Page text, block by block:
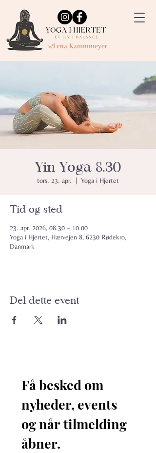
v/Lena Kammmeyer
Yin Yoga 8.30
tors. 23. apr. Yoga i Hjertet
Tid og sted
23. apr. 2026, 08.30 – 10.00
Yoga i Hjertet, Hærvejen 8, 6230 Rødekro,
Danmark
Del dette event
Få besked om
nyheder, events
og når tilmelding